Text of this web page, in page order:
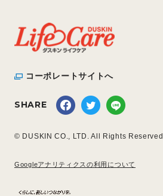
コーポレートサイトへ
SHARE
© DUSKIN CO., LTD. All Rights Reserved.
Googleアナリティクスの利用について